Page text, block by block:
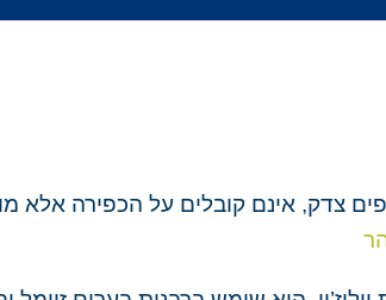
צדק, אינם קובלים על הכפירה אלא